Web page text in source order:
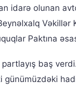
idarə olunan
Vəkillər
Paktına
baş